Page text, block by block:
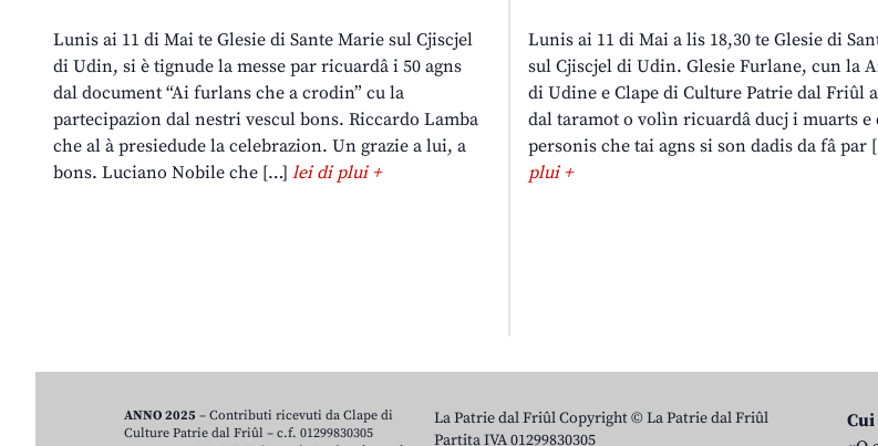
Lunis ai 11 di Mai te Glesie di Sante Marie sul Cjiscjel
di Udin, si è tignude la messe par ricuardâ i 50 agns
dal document “Ai furlans che a crodin” cu la
partecipazion dal nestri vescul bons. Riccardo Lamba
che al à presiedude la celebrazion. Un grazie a lui, a
bons. Luciano Nobile che […] lei di plui +
Lunis ai 11 di Mai a lis 18,30 te Glesie di
sul Cjiscjel di Udin. Glesie Furlane, cun la
di Udine e Clape di Culture Patrie dal Friûl a
dal taramot o volìn ricuardâ ducj i muarts e
personis che tai agns si son dadis da fâ par
plui +
La Patrie dal Friûl Copyright © La Patrie dal Friûl
Partita IVA 01299830305
Cui
ANNO 2025 – Contributi ricevuti da Clape di
Culture Patrie dal Friûl – c.f. 01299830305